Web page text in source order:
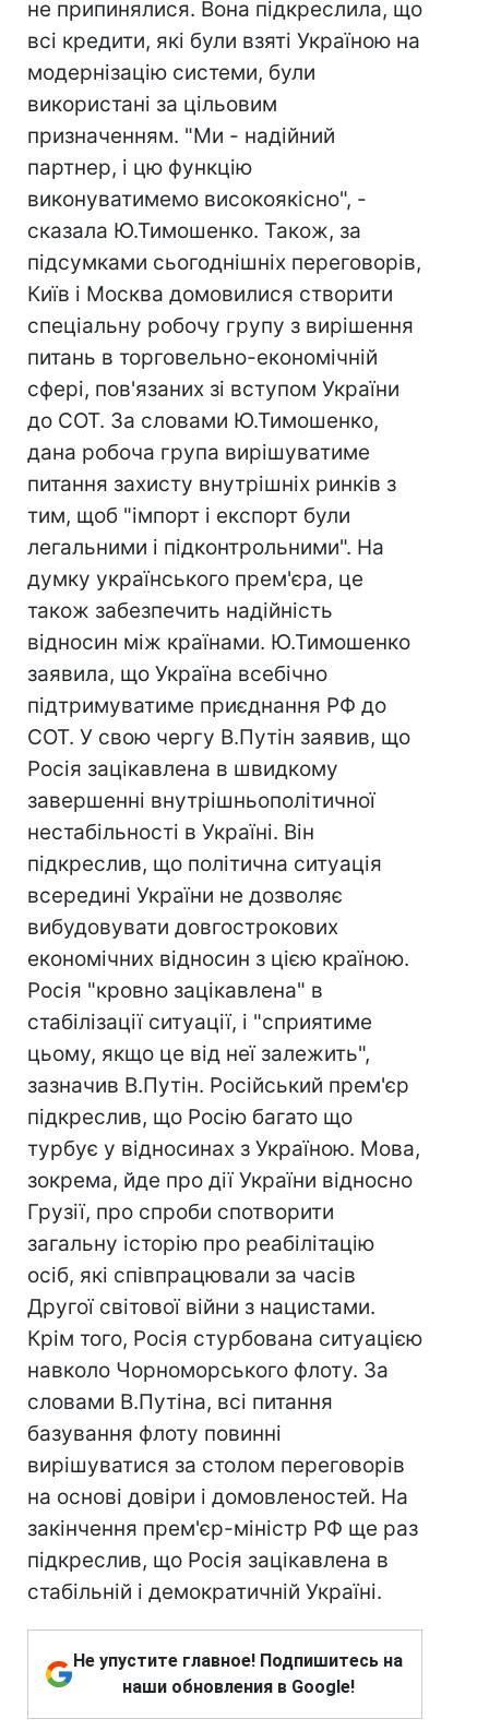
не припинялися. Вона підкреслила, що
всі кредити, які були взяті Україною на
модернізацію системи, були
використані за цільовим
призначенням. "Ми - надійний
партнер, і цю функцію
виконуватимемо високоякісно", -
сказала Ю.Тимошенко. Також, за
підсумками сьогоднішніх переговорів,
Київ і Москва домовилися створити
спеціальну робочу групу з вирішення
питань в торговельно-економічній
сфері, пов'язаних зі вступом України
до СОТ. За словами Ю.Тимошенко,
дана робоча група вирішуватиме
питання захисту внутрішніх ринків з
тим, щоб "імпорт і експорт були
легальними і підконтрольними". На
думку українського прем'єра, це
також забезпечить надійність
відносин між країнами. Ю.Тимошенко
заявила, що Україна всебічно
підтримуватиме приєднання РФ до
СОТ. У свою чергу В.Путін заявив, що
Росія зацікавлена в швидкому
завершенні внутрішньополітичної
нестабільності в Україні. Він
підкреслив, що політична ситуація
всередині України не дозволяє
вибудовувати довгострокових
економічних відносин з цією країною.
Росія "кровно зацікавлена" в
стабілізації ситуації, і "сприятиме
цьому, якщо це від неї залежить",
зазначив В.Путін. Російський прем'єр
підкреслив, що Росію багато що
турбує у відносинах з Україною. Мова,
зокрема, йде про дії України відносно
Грузії, про спроби спотворити
загальну історію про реабілітацію
осіб, які співпрацювали за часів
Другої світової війни з нацистами.
Крім того, Росія стурбована ситуацією
навколо Чорноморського флоту. За
словами В.Путіна, всі питання
базування флоту повинні
вирішуватися за столом переговорів
на основі довіри і домовленостей. На
закінчення прем'єр-міністр РФ ще раз
підкреслив, що Росія зацікавлена в
стабільній і демократичній Україні.
Не упустите главное! Подпишитесь на
наши обновления в Google!